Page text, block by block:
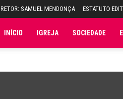
SAMUEL MENDONÇA ESTATUTO
INÍCIO IGREJA SOCIEDADE